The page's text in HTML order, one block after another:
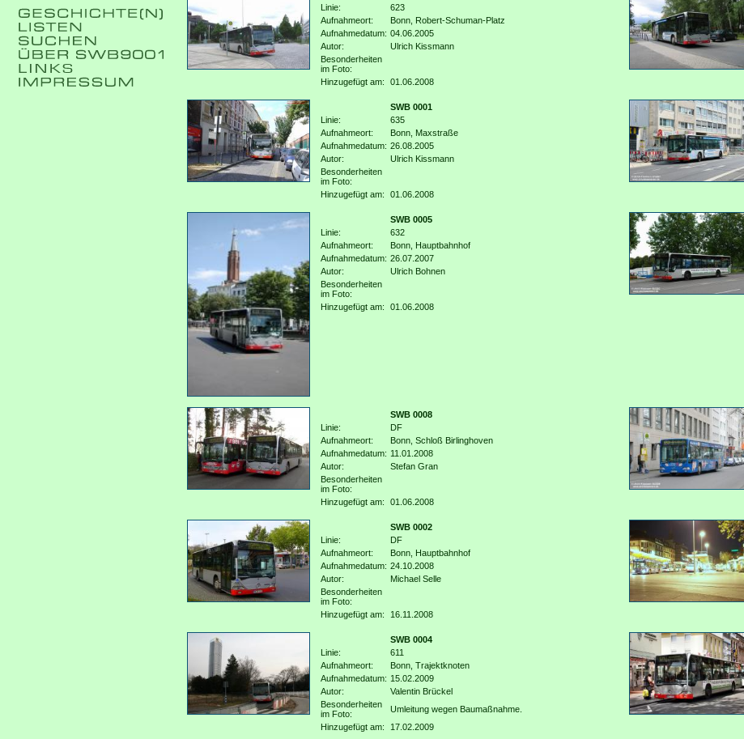
Linie:
623
Aufnahmeort:
Bonn, Robert-Schuman-Platz
Aufnahmedatum: 04.06.2005
Autor:
Ulrich Kissmann
Besonderheiten
im Foto:
Hinzugefügt am:
01.06.2008
SWB 0001
Linie:
635
Aufnahmeort:
Bonn, Maxstraße
Aufnahmedatum: 26.08.2005
Autor:
Ulrich Kissmann
Besonderheiten
im Foto:
Hinzugefügt am:
01.06.2008
SWB 0005
Linie:
632
Aufnahmeort:
Bonn, Hauptbahnhof
Aufnahmedatum: 26.07.2007
Autor:
Ulrich Bohnen
Besonderheiten
im Foto:
Hinzugefügt am:
01.06.2008
SWB 0008
Linie:
DF
Aufnahmeort:
Bonn, Schloß Birlinghoven
Aufnahmedatum: 11.01.2008
Autor:
Stefan Gran
Besonderheiten
im Foto:
Hinzugefügt am:
01.06.2008
SWB 0002
Linie:
DF
Aufnahmeort:
Bonn, Hauptbahnhof
Aufnahmedatum: 24.10.2008
Autor:
Michael Selle
Besonderheiten
im Foto:
Hinzugefügt am:
16.11.2008
SWB 0004
Linie:
611
Aufnahmeort:
Bonn, Trajektknoten
Aufnahmedatum: 15.02.2009
Autor:
Valentin Brückel
Besonderheiten
im Foto:
Umleitung wegen Baumaßnahme.
Hinzugefügt am:
17.02.2009